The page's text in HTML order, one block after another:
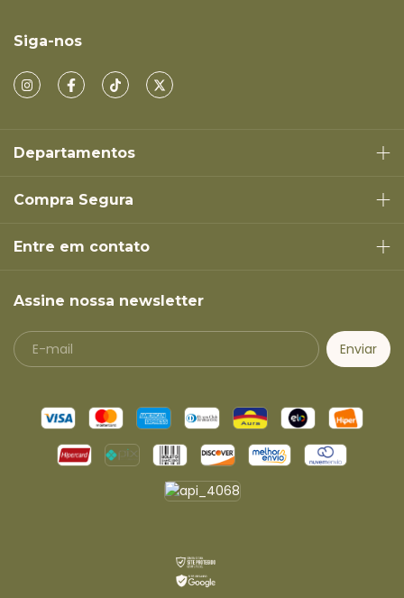
Siga-nos
Departamentos
Compra Segura
Entre em contato
Assine nossa newsletter